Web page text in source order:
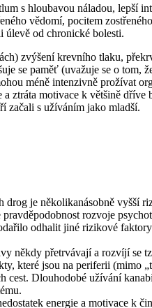
s hloubavou náladou, lepší
vědomí, pocitem
úlevě od chronické bolesti.
zvýšení krevního tlaku,
se paměť (uvažuje se o tom,
méně intenzivně prožívat
ztráta motivace k většině
začali s užíváním jako mladší.
je několikanásobně vyšší
rozvoje
odhalit jiné rizikové
někdy přetrvávají a rozvíjí se
které jsou na periferii (mimo
Dlouhodobé užívání
energie a motivace k